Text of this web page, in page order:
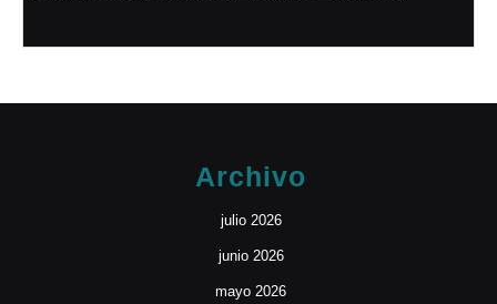
Archivo
julio 2026
junio 2026
mayo 2026